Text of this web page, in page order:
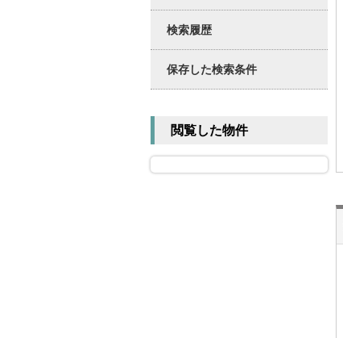
検索履歴
保存した検索条件
閲覧した物件